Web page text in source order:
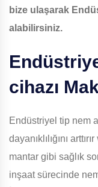
bize ulaşarak
alabilirsiniz.
cihazı
Endüstriyel tip nem
dayanıklılığını
mantar gibi sağlık
inşaat sürecinde